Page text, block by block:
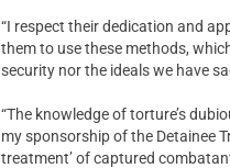
“I respect their dedication and
them to use these methods,
security nor the ideals we have
“The knowledge of torture’s
my sponsorship of the Detainee
treatment’ of captured